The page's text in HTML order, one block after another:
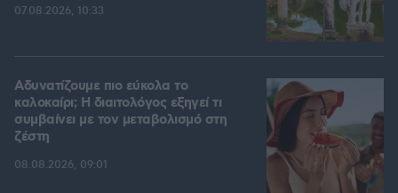
07.08.2026, 10:33
Αδυνατίζουμε πιο εύκολα το
καλοκαίρι; Η διαιτολόγος εξηγεί τι
συμβαίνει με τον μεταβολισμό στη
ζέστη
08.08.2026, 09:01